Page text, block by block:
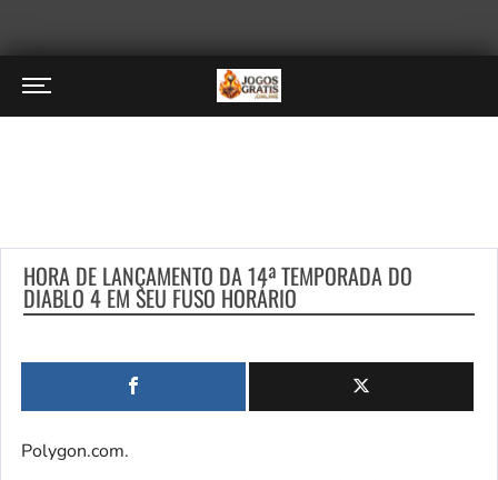
HORA DE LANÇAMENTO DA 14ª TEMPORADA DO
DIABLO 4 EM SEU FUSO HORÁRIO
Polygon.com.